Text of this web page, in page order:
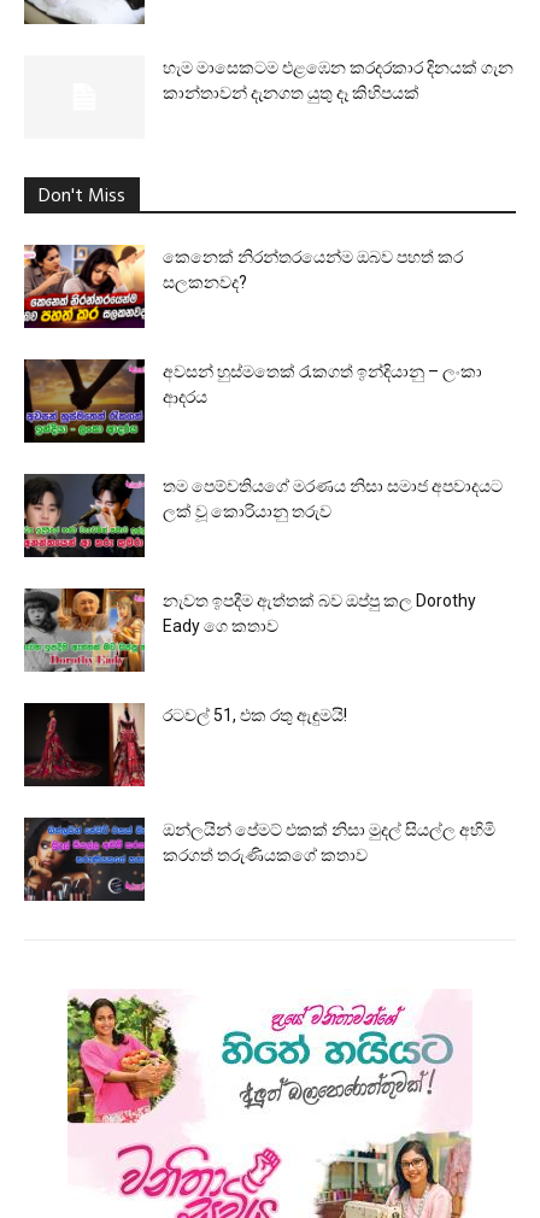
හැම මාසෙකටම එළඹෙන කරදරකාර දිනයක් ගැන
කාන්තාවන් දැනගත යුතු දෑ කිහිපයක්
Don't Miss
කෙනෙක් නිරන්තරයෙන්ම ඔබව පහත් කර
සලකනවද?
අවසන් හුස්මතෙක් රැකගත් ඉන්දියානු – ලංකා
ආදරය
තම පෙම්වතියගේ මරණය නිසා සමාජ අපවාදයට
ලක් වූ කොරියානු තරුව
නැවත ඉපදීම ඇත්තක් බව ඔප්පු කල Dorothy
Eady ගෙ කතාව
රටවල් 51, එක රතු ඇඳුමයි!
ඔන්ලයින් පේමට් එකක් නිසා මුදල් සියල්ල අහිමි
කරගත් තරුණියකගේ කතාව